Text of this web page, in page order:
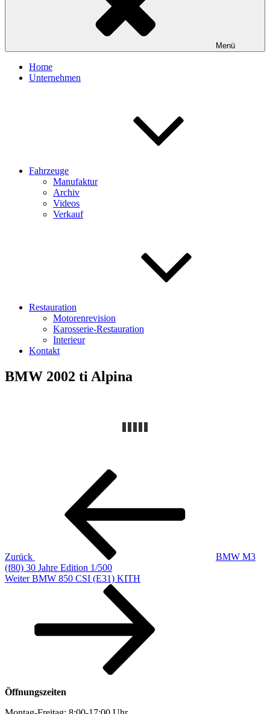
Menü
Home
Unternehmen
Fahrzeuge
Manufaktur
Archiv
Videos
Verkauf
Restauration
Motorenrevision
Karosserie-Restauration
Interieur
Kontakt
BMW 2002 ti Alpina
Beitragsnavigation
Zurück
BMW M3
(f80) 30 Jahre Edition 1/500
Nächster
Weiter BMW 850 CSI (E31) KITH
Öffnungszeiten